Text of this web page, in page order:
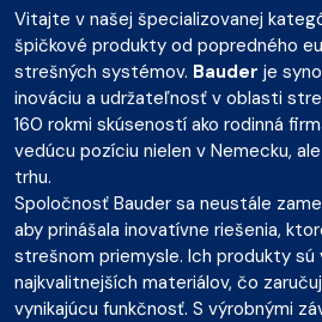
Vitajte v našej špecializovanej
špičkové produkty od popredného
strešných systémov. Bauder je
inováciu a udržateľnosť v oblasti
160 rokmi skúseností ako rodinná
vedúcu pozíciu nielen v Nemecku,
trhu.
Spoločnosť Bauder sa neustále
aby prinášala inovatívne riešenia,
strešnom priemysle. Ich produkty sú
najkvalitnejších materiálov, čo
vynikajúcu funkčnosť. S výrobnými